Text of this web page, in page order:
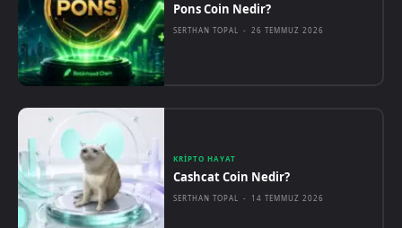
Pons Coin Nedir?
SERTHAN TOPAL - 26 TEMMUZ 2026
KRIPTO HAYAT
Cashcat Coin Nedir?
SERTHAN TOPAL - 14 TEMMUZ 2026